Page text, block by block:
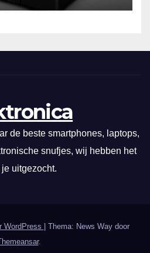
de beste smartphones, laptops,
snufjes, wij hebben het
uitgezocht.
WordPress
Thema: News Way door
.